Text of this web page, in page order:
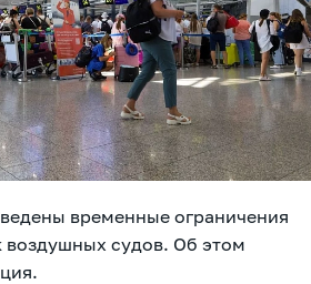
временные ограничения
воздушных судов. Об этом